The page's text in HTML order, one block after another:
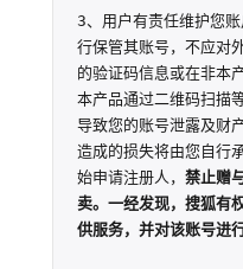
3、用户有责任维护您
行保管其账号，不应对
的验证码信息或在非本
本产品通过二维码扫描
导致您的账号泄露及财
造成的损失将由您自行
始申请注册人， 禁止赠
卖。一经发现，搜狐有
供服务，并对该账号进